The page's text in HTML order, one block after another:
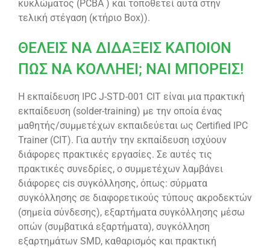
κυκλώματος (PCBA ) και τοποθετεί αυτά στην
τελική στέγαση (κτήριο Box)).
ΘΕΛΕΙΣ ΝΑ ΔΙΔΑΞΕΙΣ ΚΑΠΟΙΟΝ
ΠΩΣ ΝΑ ΚΟΛΛΗΕΙ; ΝΑΙ ΜΠΟΡΕΙΣ!
Η εκπαίδευση IPC J-STD-001 CIT είναι μια πρακτική
εκπαίδευση (solder-training) με την οποία ένας
μαθητής/συμμετέχων εκπαιδεύεται ως Certified IPC
Trainer (CIT). Για αυτήν την εκπαίδευση ισχύουν
διάφορες πρακτικές εργασίες. Σε αυτές τις
πρακτικές συνεδρίες, ο συμμετέχων λαμβάνει
διάφορες cis συγκόλλησης, όπως: σύρματα
συγκόλλησης σε διαφορετικούς τύπους ακροδεκτών
(σημεία σύνδεσης), εξαρτήματα συγκόλλησης μέσω
οπών (συμβατικά εξαρτήματα), συγκόλληση
εξαρτημάτων SMD, καθαρισμός και πρακτική